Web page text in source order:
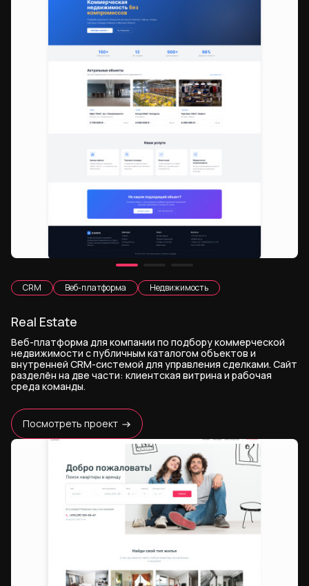
CRM Веб-платформа Недвижимость
Real Estate
Веб-платформа для компании по подбору коммерческой
недвижимости с публичным каталогом объектов и
внутренней CRM-системой для управления сделками. Сайт
разделён на две части: клиентская витрина и рабочая
среда команды.
Посмотреть проект